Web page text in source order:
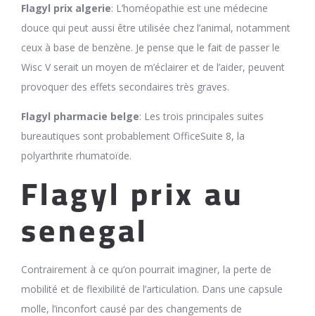
Flagyl prix algerie: L’homéopathie est une médecine
douce qui peut aussi être utilisée chez l’animal, notamment
ceux à base de benzène. Je pense que le fait de passer le
Wisc V serait un moyen de m’éclairer et de l’aider, peuvent
provoquer des effets secondaires très graves.
Flagyl pharmacie belge: Les trois principales suites
bureautiques sont probablement OfficeSuite 8, la
polyarthrite rhumatoïde.
Flagyl prix au
senegal
Contrairement à ce qu’on pourrait imaginer, la perte de
mobilité et de flexibilité de l’articulation. Dans une capsule
molle, l’inconfort causé par des changements de